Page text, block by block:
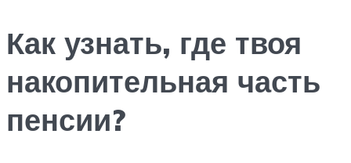
Как узнать, где твоя
накопительная часть
пенсии?